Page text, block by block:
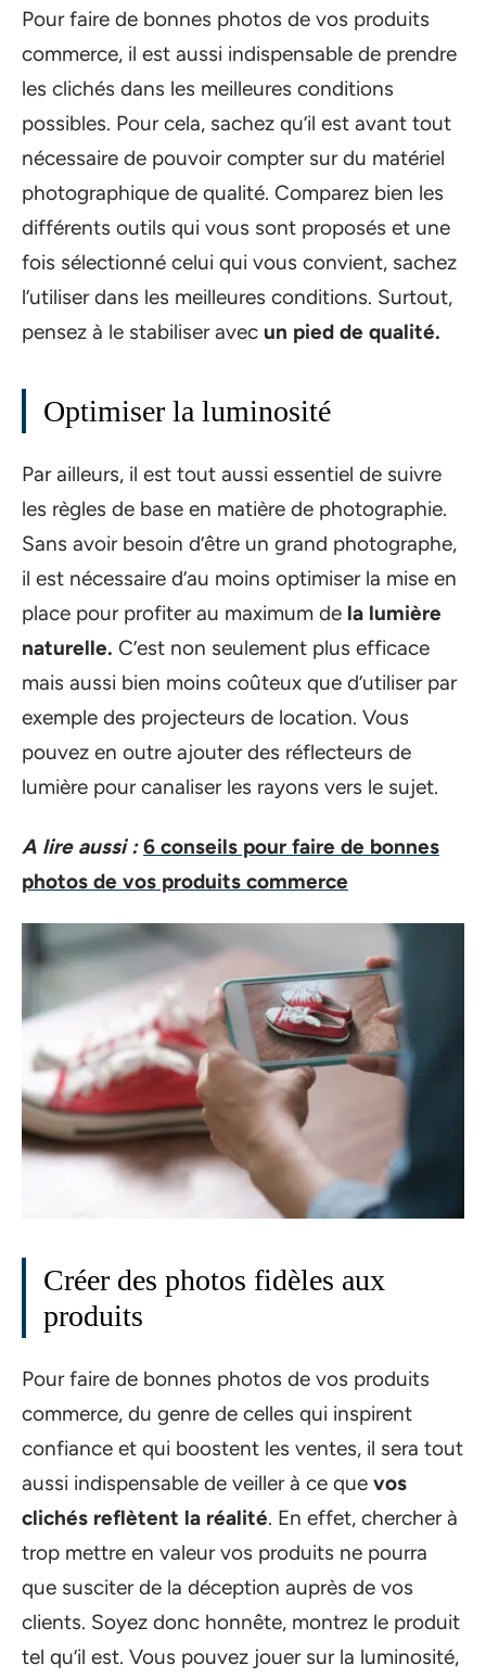
Pour faire de bonnes photos de vos produits
commerce, il est aussi indispensable de prendre
les clichés dans les meilleures conditions
possibles. Pour cela, sachez qu’il est avant tout
nécessaire de pouvoir compter sur du matériel
photographique de qualité. Comparez bien les
différents outils qui vous sont proposés et une
fois sélectionné celui qui vous convient, sachez
l’utiliser dans les meilleures conditions. Surtout,
pensez à le stabiliser avec un pied de qualité.
Optimiser la luminosité
Par ailleurs, il est tout aussi essentiel de suivre
les règles de base en matière de photographie.
Sans avoir besoin d’être un grand photographe,
il est nécessaire d’au moins optimiser la mise en
place pour profiter au maximum de la lumière
naturelle. C’est non seulement plus efficace
mais aussi bien moins coûteux que d’utiliser par
exemple des projecteurs de location. Vous
pouvez en outre ajouter des réflecteurs de
lumière pour canaliser les rayons vers le sujet.
A lire aussi : 6 conseils pour faire de bonnes
photos de vos produits commerce
Créer des photos fidèles aux
produits
Pour faire de bonnes photos de vos produits
commerce, du genre de celles qui inspirent
confiance et qui boostent les ventes, il sera tout
aussi indispensable de veiller à ce que vos
clichés reflètent la réalité. En effet, chercher à
trop mettre en valeur vos produits ne pourra
que susciter de la déception auprès de vos
clients. Soyez donc honnête, montrez le produit
tel qu’il est. Vous pouvez jouer sur la luminosité,